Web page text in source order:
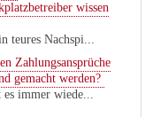
wissen
teures Nachspi...
Zahlungsansprüche
gemacht werden?
immer wiede...